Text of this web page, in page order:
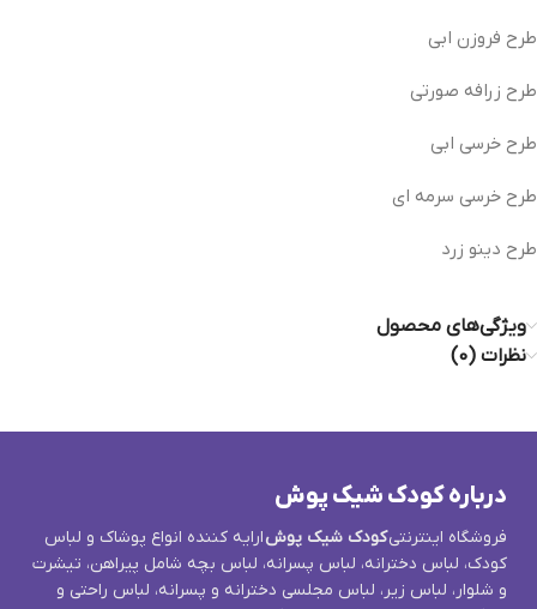
طرح فروزن ابی
طرح زرافه صورتی
طرح خرسی ابی
طرح خرسی سرمه ای
طرح دینو زرد
ویژگی‌های محصول
نظرات (0)
درباره کودک شیک پوش
فروشگاه اینترنتیکودک شیک پوشارایه کننده انواع پوشاک و لباس
کودک، لباس دخترانه، لباس پسرانه، لباس بچه شامل پیراهن، تیشرت
و شلوار، لباس زیر، لباس مجلسی دخترانه و پسرانه، لباس راحتی و